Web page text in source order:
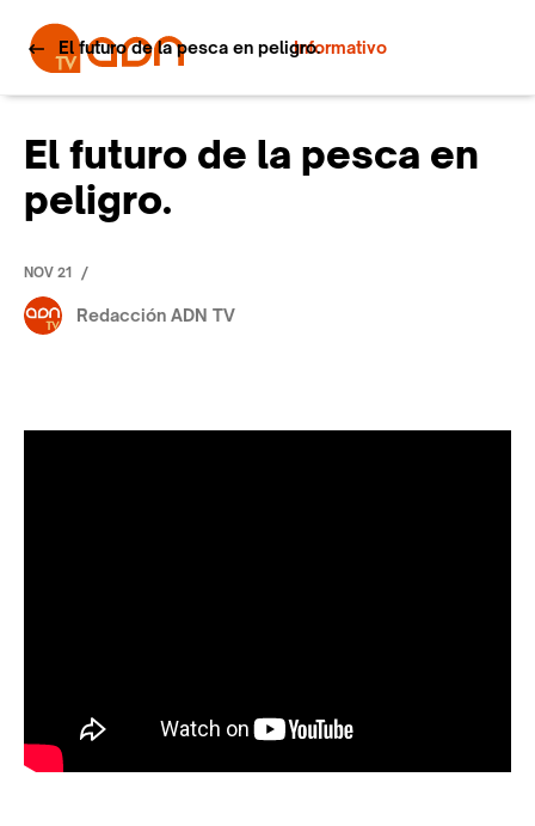
Informativo
El futuro de la pesca en peligro.
El futuro de la pesca en
peligro.
NOV 21 /
Redacción ADN TV